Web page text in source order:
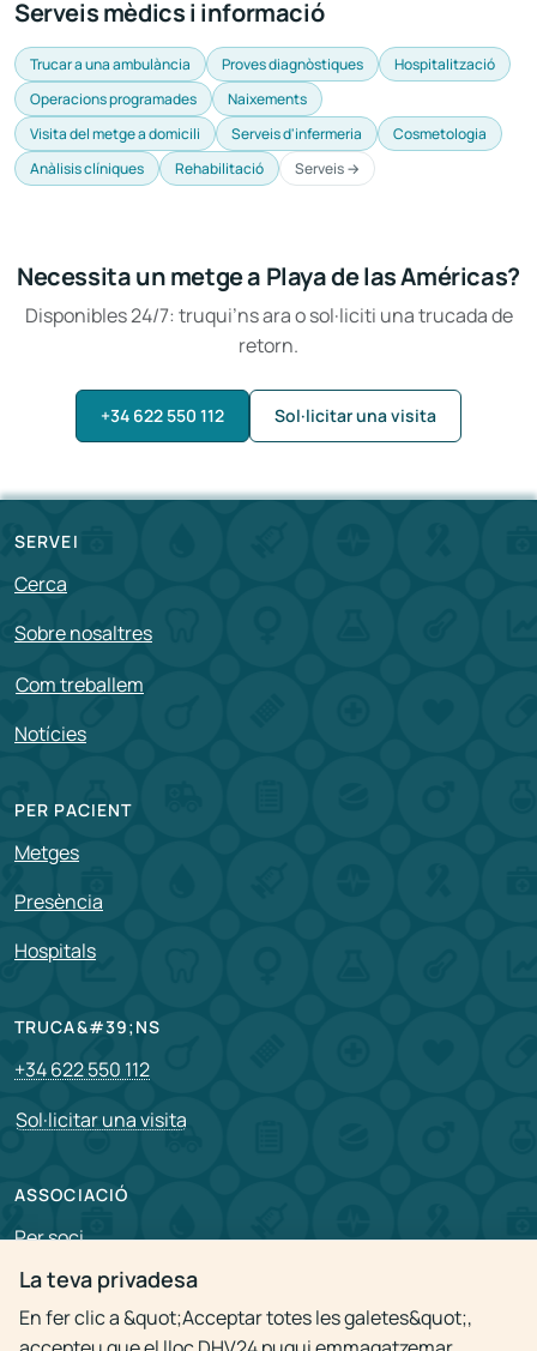
La teva privadesa
En fer clic a &quot;Acceptar totes les galetes&quot;,
Serveis mèdics i informació
Trucar a una ambulància Proves diagnòstiques
Hospitalització
Operacions programades
Naixements
Visita del metge a domicili
Serveis d'infermeria
Cosmetologia
Anàlisis clíniques
Rehabilitació Serveis →
Necessita un metge a Playa de las Américas?
Disponibles 24/7: truqui’ns ara o sol·liciti una trucada de
retorn.
+34 622 550 112 Sol·licitar una visita
SERVEI
Cerca
Sobre nosaltres
Com treballem
Notícies
PER PACIENT
Metges
Presència
Hospitals
TRUCA&#39;NS
+34 622 550 112
Sol·licitar una visita
ASSOCIACIÓ
Per soci
Vacants